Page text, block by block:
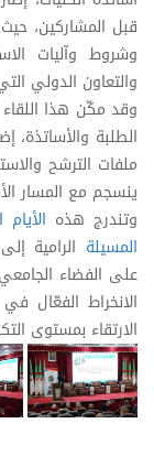
قبل المشاركين،
وشروط وآليات
والتعاون الدولي
وقد مكّن هذا
الطلبة
ملفات الترشح
ينسجم مع المسار
وتندرج هذه الأيام
المسيلة الرامية
على الفضاء
الانخراط الفعّال
الارتقاء بمستوى